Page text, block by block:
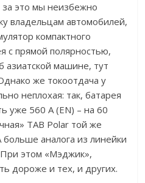
это мы неизбежно
владельцам автомобилей,
компактного
с прямой полярностью,
машине, тут
же токоотдача у
неплохая: так, батарея
уже 560 А (EN) – на 60
TAB Polar той же
больше аналога из линейки
этом «Мэджик»,
дороже и тех, и других.